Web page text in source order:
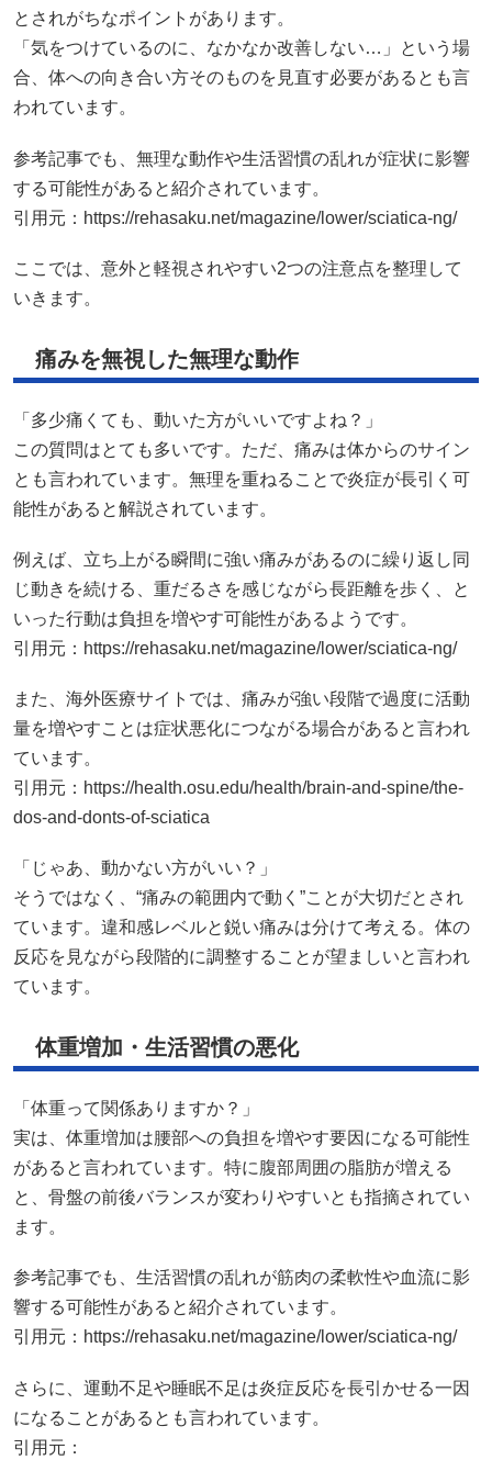
とされがちなポイントがあります。
「気をつけているのに、なかなか改善しない…」という場
合、体への向き合い方そのものを見直す必要があるとも言
われています。
参考記事でも、無理な動作や生活習慣の乱れが症状に影響
する可能性があると紹介されています。
引用元： https://rehasaku.net/magazine/lower/sciatica-ng/
ここでは、意外と軽視されやすい2つの注意点を整理して
いきます。
痛みを無視した無理な動作
「多少痛くても、動いた方がいいですよね？」
この質問はとても多いです。ただ、痛みは体からのサイン
とも言われています。無理を重ねることで炎症が長引く可
能性があると解説されています。
例えば、立ち上がる瞬間に強い痛みがあるのに繰り返し同
じ動きを続ける、重だるさを感じながら長距離を歩く、と
いった行動は負担を増やす可能性があるようです。
引用元： https://rehasaku.net/magazine/lower/sciatica-ng/
また、海外医療サイトでは、痛みが強い段階で過度に活動
量を増やすことは症状悪化につながる場合があると言われ
ています。
引用元： https://health.osu.edu/health/brain-and-spine/the-
dos-and-donts-of-sciatica
「じゃあ、動かない方がいい？」
そうではなく、“痛みの範囲内で動く”ことが大切だとされ
ています。違和感レベルと鋭い痛みは分けて考える。体の
反応を見ながら段階的に調整することが望ましいと言われ
ています。
体重増加・生活習慣の悪化
「体重って関係ありますか？」
実は、体重増加は腰部への負担を増やす要因になる可能性
があると言われています。特に腹部周囲の脂肪が増える
と、骨盤の前後バランスが変わりやすいとも指摘されてい
ます。
参考記事でも、生活習慣の乱れが筋肉の柔軟性や血流に影
響する可能性があると紹介されています。
引用元： https://rehasaku.net/magazine/lower/sciatica-ng/
さらに、運動不足や睡眠不足は炎症反応を長引かせる一因
になることがあるとも言われています。
引用元：